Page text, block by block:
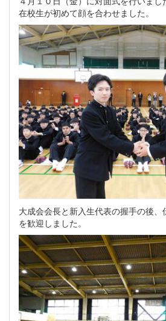
在校生が初めて顔を合わせました。
大成会会長と新入生代表の握手の後
を歓迎しました。